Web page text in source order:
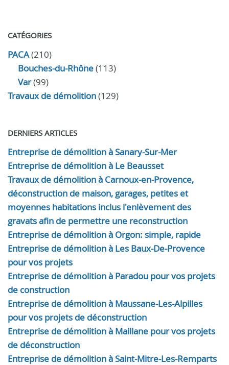
CATÉGORIES
PACA(210)
Bouches-du-Rhône(113)
Var(99)
Travaux de démolition(129)
DERNIERS ARTICLES
Entreprise de démolition à Sanary-Sur-Mer
Entreprise de démolition à Le Beausset
Travaux de démolition à Carnoux-en-Provence,
déconstruction de maison, garages, petites et
moyennes habitations inclus l'enlèvement des
gravats afin de permettre une reconstruction
Entreprise de démolition à Orgon: simple, rapide
Entreprise de démolition à Les Baux-De-Provence
pour vos projets
Entreprise de démolition à Paradou pour vos projets
de construction
Entreprise de démolition à Maussane-Les-Alpilles
pour vos projets de déconstruction
Entreprise de démolition à Maillane pour vos projets
de déconstruction
Entreprise de démolition à Saint-Mitre-Les-Remparts